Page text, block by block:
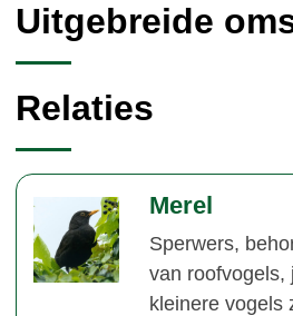
Uitgebreide
Relaties
Merel
Sperwers,
van roofvogels,
kleinere vogels